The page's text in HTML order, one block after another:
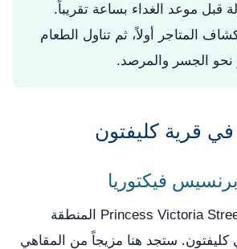
قبل موعد الغداء بساعة تقريباً.
المتاجر أولاً، ثم تناول الطعام
نحو الجسر والمرصد.
قرية كليفتون
فيكتوريا
يمثل The Mall مع Princess Victoria Street المنطقة
كليفتون. ستجد هنا مزيجاً من المقاهي